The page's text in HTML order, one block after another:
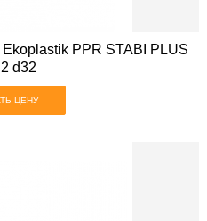
PPR STABI PLUS
d32
ЦЕНУ